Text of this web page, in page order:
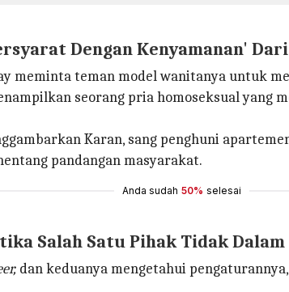
Dengan Kenyamanan'
meminta teman model wanitanya untuk
seorang pria homoseksual yang
Karan, sang penghuni
pandangan masyarakat.
Anda sudah 50% selesai
Salah Satu Pihak Tidak Dalam
dan keduanya mengetahui